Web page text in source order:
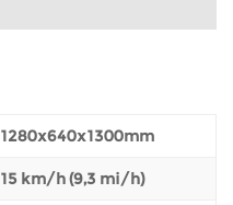
1280x640x1300mm
15 km/h (9,3 mi/h)